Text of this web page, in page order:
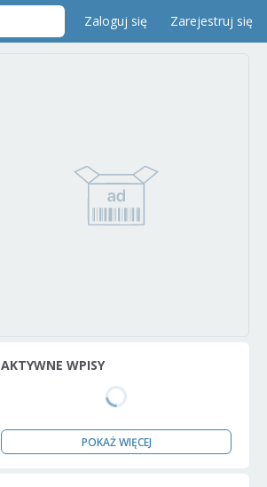
Zaloguj się Zarejestruj się
AKTYWNE WPISY
POKAŻ WIĘCEJ